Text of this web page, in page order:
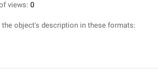
views: 0
object's description in these formats: